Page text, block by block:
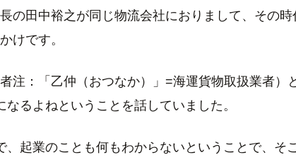
の田中裕之が同じ物流会社におりまして、その
けです。
注：「乙仲（おつなか）」=海運貨物取扱業者）
るよねということを話していました。
起業のことも何もわからないということで、そ